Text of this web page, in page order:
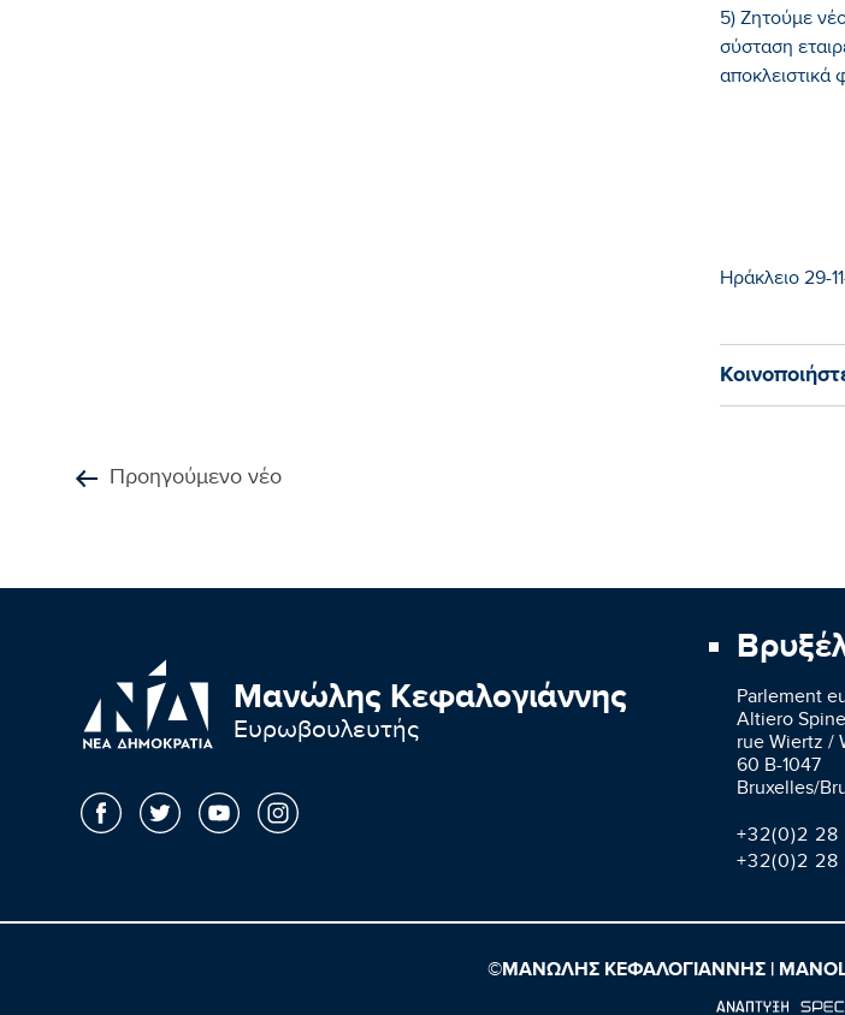
5) Ζητούμε
σύσταση
αποκλειστικά
Ηράκλειο 29-
Προηγούμενο νέο
Μανώλης Κεφαλογιάννης
Ευρωβουλευτής
Parlement
Altiero
rue Wiertz /
60 B-1047
Bruxelles/
+32(0)2 28
+32(0)2 28
©ΜΑΝΩΛΗΣ ΚΕΦΑΛΟΓΙΑΝΝΗΣ |